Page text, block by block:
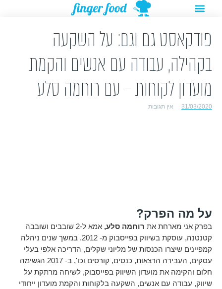
תפריט
פודקאסט גם וגם: על השקעה
בקהילה, עבודה עם אנשים והקמת
מועדון לקוחות – עם רוחמה סלע
31/03/2020 אין תגובות
על מה הפרק?
בפרק אני מארחת את רוחמה סלע,
אמא ל-2 שובבים ושובבה
קטנטנה, עוסקת בשיווק בפייסבוק מ- 2012. במשך שנים ניהלה
קמפיינים שיצרו הכנסות של מליוני שקלים, הדריכה אלפי בעלי
עסקים, העבירה הרצאות, כנסים, קורסים וכו', ב- 2017 הגשימה
חלום והקימה את מועדון השיווק בפייסבוק, לשיחה מרתקת על
שיווק, עבודה עם אנשים, השקעה בלקוחות והקמת מועדון ייחודי